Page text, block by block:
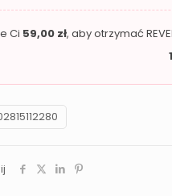
Ci 59,00 zł, aby otrzymać